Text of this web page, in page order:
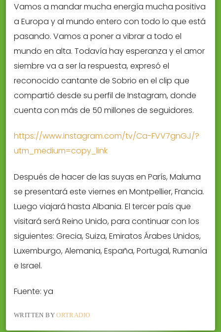
Vamos a mandar mucha energía mucha positiva
a Europa y al mundo entero con todo lo que está
pasando. Vamos a poner a vibrar a todo el
mundo en alta. Todavía hay esperanza y el amor
siembre va a ser la respuesta, expresó el
reconocido cantante de Sobrio en el clip que
compartió desde su perfil de Instagram, donde
cuenta con más de 50 millones de seguidores.
https://www.instagram.com/tv/Ca-FVV7gnGJ/?
utm_medium=copy_link
Después de hacer de las suyas en París, Maluma
se presentará este viernes en Montpellier, Francia.
Luego viajará hasta Albania. El tercer país que
visitará será Reino Unido, para continuar con los
siguientes: Grecia, Suiza, Emiratos Árabes Unidos,
Luxemburgo, Alemania, España, Portugal, Rumanía
e Israel.
Fuente: ya
WRITTEN BYORTRADIO